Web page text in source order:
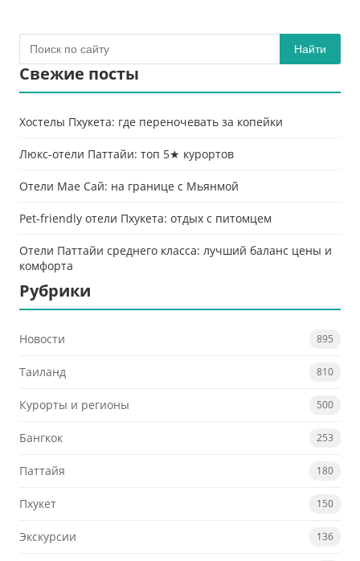
Найти
Свежие посты
Хостелы Пхукета: где переночевать за копейки
Люкс-отели Паттайи: топ 5★ курортов
Отели Мае Сай: на границе с Мьянмой
Pet-friendly отели Пхукета: отдых с питомцем
Отели Паттайи среднего класса: лучший баланс цены и
комфорта
Рубрики
Новости 895
Таиланд 810
Курорты и регионы 500
Бангкок 253
Паттайя 180
Пхукет 150
Экскурсии 136